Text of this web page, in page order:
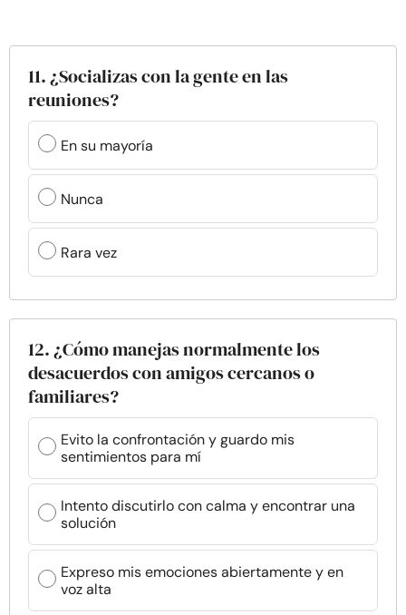
11. ¿Socializas con la gente en las
reuniones?
En su mayoría
Nunca
Rara vez
12. ¿Cómo manejas normalmente los
desacuerdos con amigos cercanos o
familiares?
Evito la confrontación y guardo mis
sentimientos para mí
Intento discutirlo con calma y encontrar una
solución
Expreso mis emociones abiertamente y en
voz alta